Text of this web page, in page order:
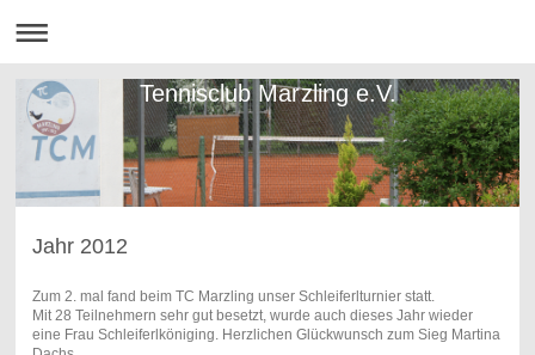
Tennisclub Marzling e.V.
Jahr 2012
Zum 2. mal fand beim TC Marzling unser Schleiferlturnier statt.
Mit 28 Teilnehmern sehr gut besetzt, wurde auch dieses Jahr wieder
eine Frau Schleiferlköniging. Herzlichen Glückwunsch zum Sieg Martina